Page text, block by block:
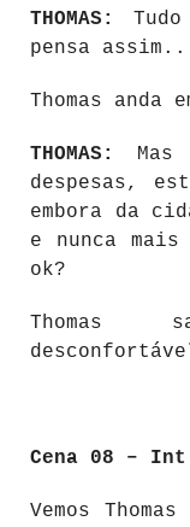
THOMAS:
pensa
Thomas anda
THOMAS:
Mas
despesas,
embora da
e nunca
ok?
Thomas
Cena 08 –
Vemos